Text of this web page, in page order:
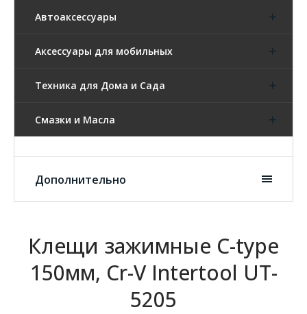
Автоаксессуары
Аксессуары для мобильных
Техника для Дома и Сада
Смазки и Масла
Дополнительно
Клещи зажимные C-type
150мм, Cr-V Intertool UT-
5205